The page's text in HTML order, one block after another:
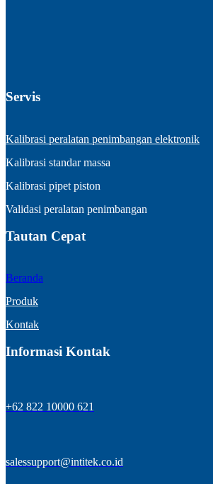
Servis
Kalibrasi peralatan penimbangan elektronik
Kalibrasi standar massa
Kalibrasi pipet piston
Validasi peralatan penimbangan
Tautan Cepat
Beranda
Produk
Kontak
Informasi Kontak
+62 822 10000 621
salessupport@intitek.co.id